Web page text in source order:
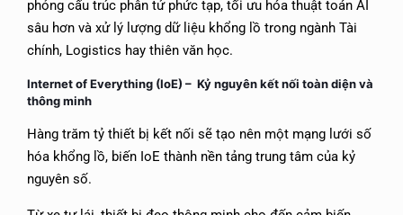
phỏng cấu trúc phân tử phức tạp, tối ưu hóa thuật toán AI
sâu hơn và xử lý lượng dữ liệu khổng lồ trong ngành Tài
chính, Logistics hay thiên văn học.
Internet of Everything (IoE) – Kỷ nguyên kết nối toàn diện và
thông minh
Hàng trăm tỷ thiết bị kết nối sẽ tạo nên một mạng lưới số
hóa khổng lồ, biến IoE thành nền tảng trung tâm của kỷ
nguyên số.